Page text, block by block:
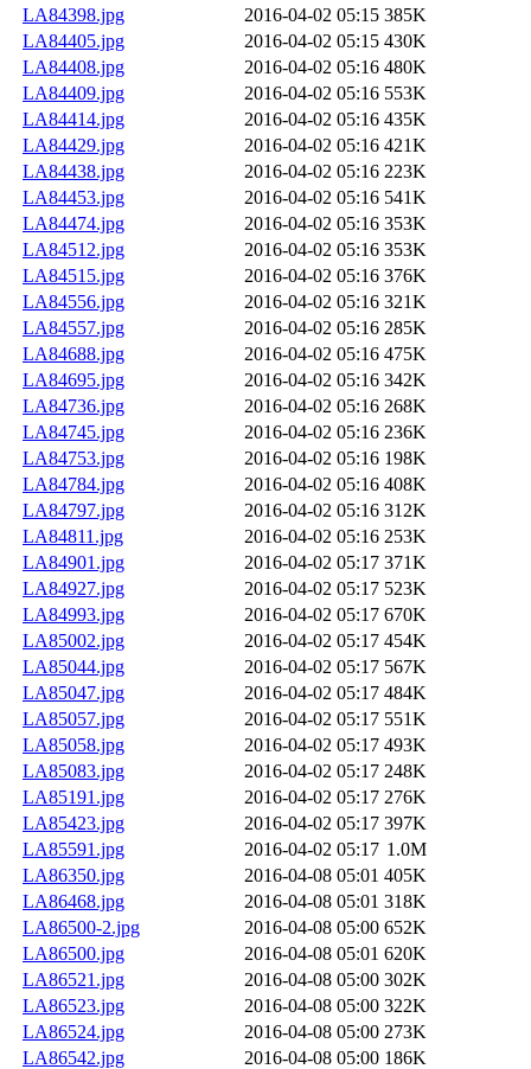
LA84398.jpg
2016-04-02 05:15 385K
LA84405.jpg
2016-04-02 05:15 430K
LA84408.jpg
2016-04-02 05:16 480K
LA84409.jpg
2016-04-02 05:16 553K
LA84414.jpg
2016-04-02 05:16 435K
LA84429.jpg
2016-04-02 05:16 421K
LA84438.jpg
2016-04-02 05:16 223K
LA84453.jpg
2016-04-02 05:16 541K
LA84474.jpg
2016-04-02 05:16 353K
LA84512.jpg
2016-04-02 05:16 353K
LA84515.jpg
2016-04-02 05:16 376K
LA84556.jpg
2016-04-02 05:16 321K
LA84557.jpg
2016-04-02 05:16 285K
LA84688.jpg
2016-04-02 05:16 475K
LA84695.jpg
2016-04-02 05:16 342K
LA84736.jpg
2016-04-02 05:16 268K
LA84745.jpg
2016-04-02 05:16 236K
LA84753.jpg
2016-04-02 05:16 198K
LA84784.jpg
2016-04-02 05:16 408K
LA84797.jpg
2016-04-02 05:16 312K
LA84811.jpg
2016-04-02 05:16 253K
LA84901.jpg
2016-04-02 05:17 371K
LA84927.jpg
2016-04-02 05:17 523K
LA84993.jpg
2016-04-02 05:17 670K
LA85002.jpg
2016-04-02 05:17 454K
LA85044.jpg
2016-04-02 05:17 567K
LA85047.jpg
2016-04-02 05:17 484K
LA85057.jpg
2016-04-02 05:17 551K
LA85058.jpg
2016-04-02 05:17 493K
LA85083.jpg
2016-04-02 05:17 248K
LA85191.jpg
2016-04-02 05:17 276K
LA85423.jpg
2016-04-02 05:17 397K
LA85591.jpg
2016-04-02 05:17 1.0M
LA86350.jpg
2016-04-08 05:01 405K
LA86468.jpg
2016-04-08 05:01 318K
LA86500-2.jpg
2016-04-08 05:00 652K
LA86500.jpg
2016-04-08 05:01 620K
LA86521.jpg
2016-04-08 05:00 302K
LA86523.jpg
2016-04-08 05:00 322K
LA86524.jpg
2016-04-08 05:00 273K
LA86542.jpg
2016-04-08 05:00 186K